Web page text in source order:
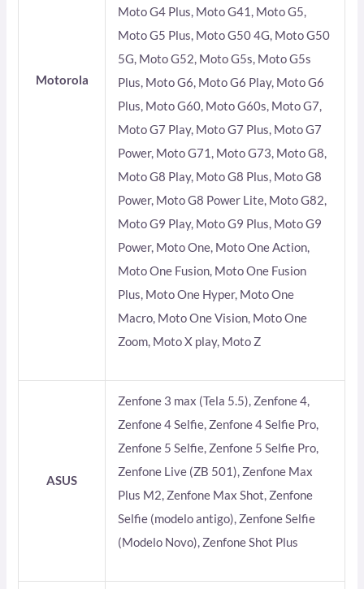
Motorola
Moto G4 Plus, Moto G41, Moto G5,
Moto G5 Plus, Moto G50 4G, Moto G50
5G, Moto G52, Moto G5s, Moto G5s
Plus, Moto G6, Moto G6 Play, Moto G6
Plus, Moto G60, Moto G60s, Moto G7,
Moto G7 Play, Moto G7 Plus, Moto G7
Power, Moto G71, Moto G73, Moto G8,
Moto G8 Play, Moto G8 Plus, Moto G8
Power, Moto G8 Power Lite, Moto G82,
Moto G9 Play, Moto G9 Plus, Moto G9
Power, Moto One, Moto One Action,
Moto One Fusion, Moto One Fusion
Plus, Moto One Hyper, Moto One
Macro, Moto One Vision, Moto One
Zoom, Moto X play, Moto Z
ASUS
Zenfone 3 max (Tela 5.5), Zenfone 4,
Zenfone 4 Selfie, Zenfone 4 Selfie Pro,
Zenfone 5 Selfie, Zenfone 5 Selfie Pro,
Zenfone Live (ZB 501), Zenfone Max
Plus M2, Zenfone Max Shot, Zenfone
Selfie (modelo antigo), Zenfone Selfie
(Modelo Novo), Zenfone Shot Plus